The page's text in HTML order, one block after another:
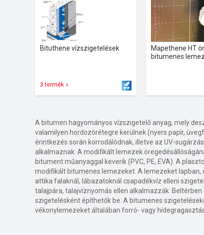
Bituthene vízszigetelések
3 termék
Mapethene HT
bitumenes lemez
A bitumen hagyományos vízszigetelő anyag, mely
valamilyen hordozórétegre kerülnek (nyers papír,
érintkezés során korrodálódnak, illetve az UV-
alkalmaznak. A modifikált lemezek
bitument műanyaggal keverik (PVC, PE, EVA). A
modifikált bitumenes lemezeket. A lemezeket
attika falaknál, lábazatoknál csapadékvíz elleni
talajpára, talajvíznyomás ellen alkalmazzák.
szigetelésként építhetők be. A bitumenes